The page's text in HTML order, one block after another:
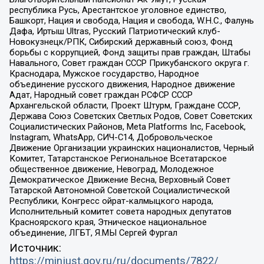
республика Русь, Арестантское уголовное единство,
Башкорт, Нация и свобода, Нация и свобода, W.H.С., Фалунь
Дафа, Иртыш Ultras, Русский Патриотический клуб-
Новокузнецк/РПК, Сибирский державный союз, Фонд
борьбы с коррупцией, Фонд защиты прав граждан, Штабы
Навального, Совет граждан СССР Прикубанского округа г.
Краснодара, Мужское государство, Народное
объединение русского движения, Народное движение
Адат, Народный совет граждан РСФСР СССР
Архангельской области, Проект Штурм, Граждане СССР,
Держава Союз Советских Светлых Родов, Совет Советских
Социалистических Районов, Meta Platforms Inc, Facebook,
Instagram, WhatsApp, СИЧ-С14, Добровольческое
Движение Организации украинских националистов, Черный
Комитет, Татарстанское Региональное Всетатарское
общественное движение, Невоград, Молодежное
Демократическое Движение Весна, Верховный Совет
Татарской Автономной Советской Социалистической
Республики, Конгресс ойрат-калмыцкого народа,
Исполнительный комитет совета народных депутатов
Красноярского края, Этническое национальное
объединение, ЛГБТ, Я.МЫ Сергей Фургал
Источник:
https://minjust.gov.ru/ru/documents/7822/